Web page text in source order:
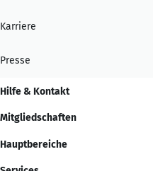
Karriere
Presse
Hilfe & Kontakt
Mitgliedschaften
Hauptbereiche